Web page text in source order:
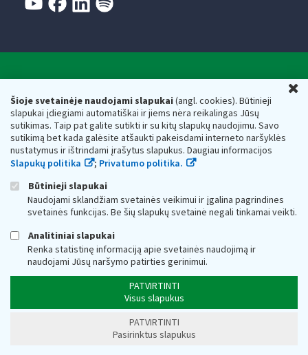
Šioje svetainėje naudojami slapukai(angl. cookies). Būtinieji
slapukai įdiegiami automatiškai ir jiems nėra reikalingas Jūsų
sutikimas. Taip pat galite sutikti ir su kitų slapukų naudojimu. Savo
sutikimą bet kada galėsite atšaukti pakeisdami interneto naršyklės
nustatymus ir ištrindami įrašytus slapukus. Daugiau informacijos
Slapukų politika
; Privatumo politika.
Būtinieji slapukai
Naudojami sklandžiam svetainės veikimui ir įgalina pagrindines
svetainės funkcijas. Be šių slapukų svetainė negali tinkamai veikti.
Analitiniai slapukai
Renka statistinę informaciją apie svetainės naudojimą ir
naudojami Jūsų naršymo patirties gerinimui.
PATVIRTINTI
Visus slapukus
PATVIRTINTI
Pasirinktus slapukus
Valstybinė mokesčių inspekcija prie Lietuvos
Respublikos finansų ministerijos
Biudžetinė įstaiga. Juridinio asmens kodas — 188659752,
adresas: Vasario 16-osios g. 14, 01107 Vilnius, Lietuva, el.paštas:
vmi@vmi.lt , E. pristatymo dėžutės adresas 188659752
Duomenys apie Valstybinę mokesčių inspekciją prie Lietuvos
Respublikos finansų ministerijos kaupiami ir saugomi Juridinių